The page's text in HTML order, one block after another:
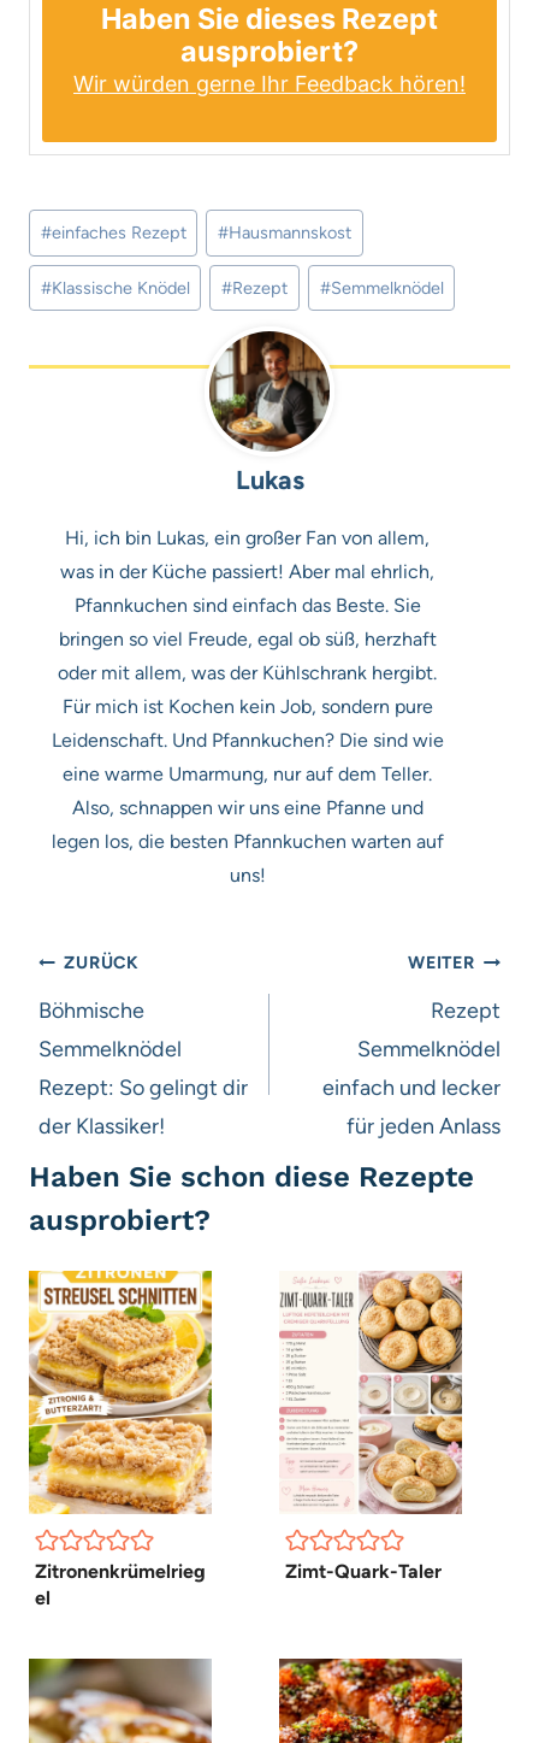
Haben Sie dieses Rezept
ausprobiert?
Wir würden gerne Ihr Feedback hören!
Schlagworte:
#einfaches Rezept #Hausmannskost
#Klassische Knödel #Rezept #Semmelknödel
Lukas
Hi, ich bin Lukas, ein großer Fan von allem,
was in der Küche passiert! Aber mal ehrlich,
Pfannkuchen sind einfach das Beste. Sie
bringen so viel Freude, egal ob süß, herzhaft
oder mit allem, was der Kühlschrank hergibt.
Für mich ist Kochen kein Job, sondern pure
Leidenschaft. Und Pfannkuchen? Die sind wie
eine warme Umarmung, nur auf dem Teller.
Also, schnappen wir uns eine Pfanne und
legen los, die besten Pfannkuchen warten auf
uns!
Beitragsnavigation
ZURÜCK
Böhmische
Semmelknödel
Rezept: So gelingt dir
der Klassiker!
WEITER
Rezept
Semmelknödel
einfach und lecker
für jeden Anlass
Haben Sie schon diese Rezepte
ausprobiert?
Zitronenkrümelrieg
el
Zimt-Quark-Taler